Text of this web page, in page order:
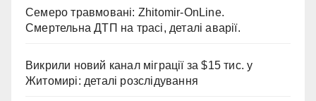
Семеро травмовані: Zhitomir-OnLine.
Смертельна ДТП на трасі, деталі аварії.
Викрили новий канал міграції за $15 тис. у
Житомирі: деталі розслідування